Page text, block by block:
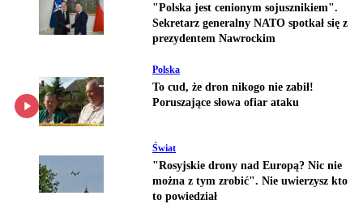
"Polska jest cenionym sojusznikiem".
Sekretarz generalny NATO spotkał się z
prezydentem Nawrockim
Polska
To cud, że dron nikogo nie zabił!
Poruszające słowa ofiar ataku
Świat
"Rosyjskie drony nad Europą? Nic nie
można z tym zrobić". Nie uwierzysz kto
to powiedział